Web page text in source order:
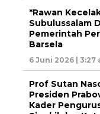
*Rawan
Subulussalam
Pemerintah
Barsela
6 Juni 2026 | 3:27
Prof Sutan
Presiden
Kader